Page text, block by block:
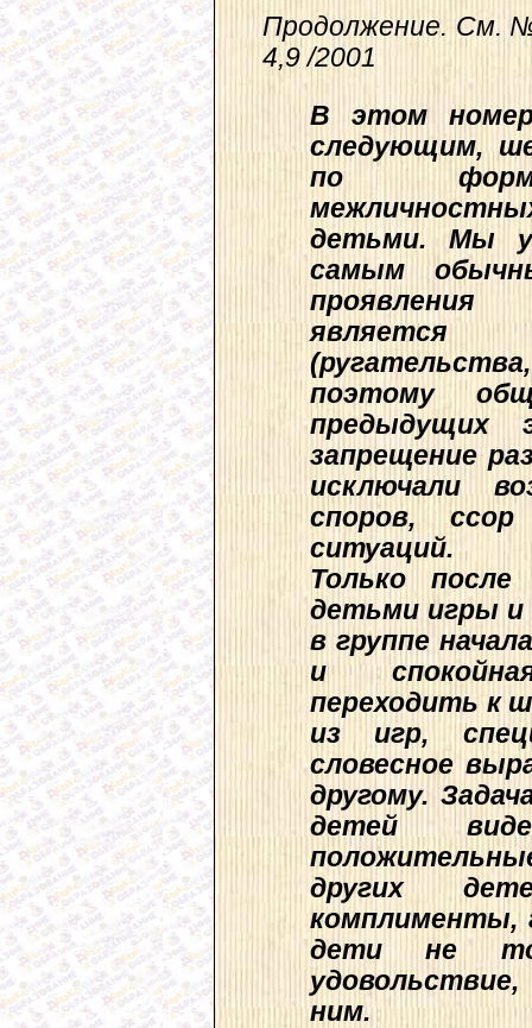
Продолжение. См.
4,9 /2001
В этом
следующим,
по
детьми. Мы
самым
проявления
является
поэтому
предыдущих
запрещение
исключали
споров,
ситуаций.
Только
детьми игры и
в группе
и
переходить к
из игр,
словесное
другому.
детей
других
комплименты,
дети не
ним.